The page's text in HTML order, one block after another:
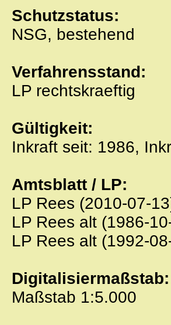
Schutzstatus:
NSG, bestehend
Verfahrensstand:
LP rechtskraeftig
Gültigkeit:
Inkraft seit: 1986,
Amtsblatt / LP:
LP Rees (2010-07-
LP Rees alt (1986-
LP Rees alt (1992-
Digitalisiermaßstab:
Maßstab 1:5.000